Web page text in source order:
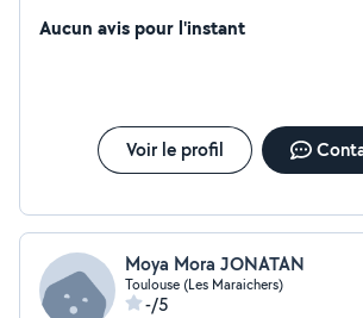
Aucun avis pour l'instant
Voir le profil
Moya Mora JONATAN
Toulouse (Les Maraichers)
-/5